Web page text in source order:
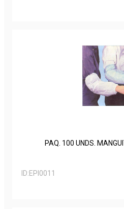
PAQ. 100 UNDS.
ID:EPI0011